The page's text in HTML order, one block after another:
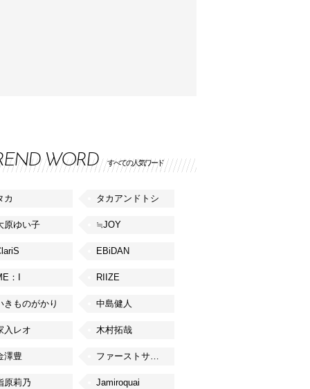
WORD すべての人気ワード
カ タカアンドトシ
原ゆい子 ≒JOY
EBiDAN
：I RIIZE
きものがかり 中島健人
入レオ 木村拓哉
澤豊 ファーストサマーウイカ
原莉乃 Jamiroquai